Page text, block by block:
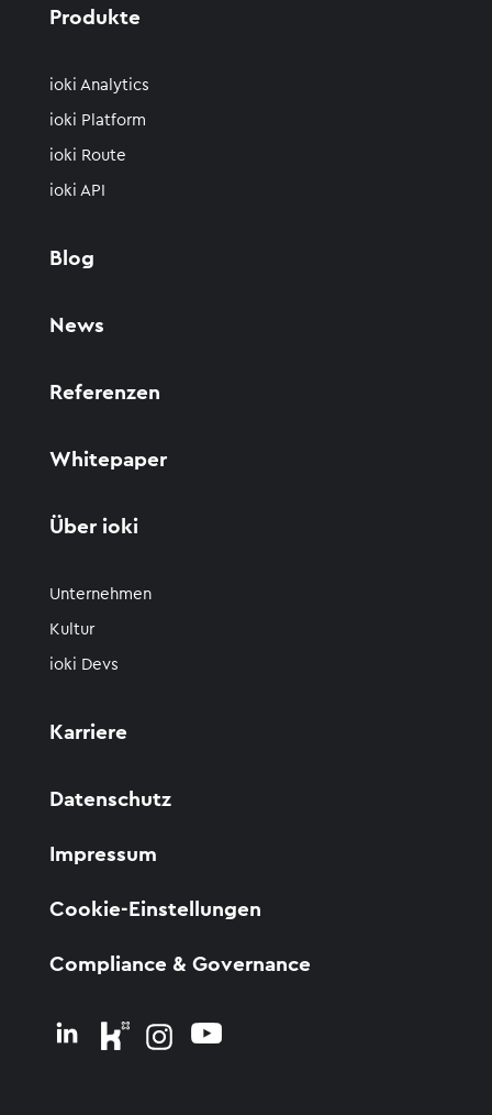
Produkte
ioki Analytics
ioki Platform
ioki Route
ioki API
Blog
News
Referenzen
Whitepaper
Über ioki
Unternehmen
Kultur
ioki Devs
Karriere
Datenschutz
Impressum
Cookie-Einstellungen
Compliance & Governance